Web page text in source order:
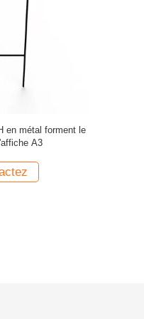
en métal forment le
A3